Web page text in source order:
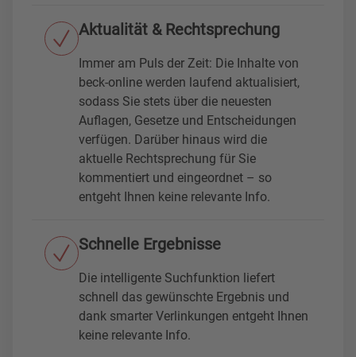
Aktualität & Rechtsprechung
Immer am Puls der Zeit: Die Inhalte von
beck-online werden laufend aktualisiert,
sodass Sie stets über die neuesten
Auflagen, Gesetze und Entscheidungen
verfügen. Darüber hinaus wird die
aktuelle Rechtsprechung für Sie
kommentiert und eingeordnet – so
entgeht Ihnen keine relevante Info.
Schnelle Ergebnisse
Die intelligente Suchfunktion liefert
schnell das gewünschte Ergebnis und
dank smarter Verlinkungen entgeht Ihnen
keine relevante Info.